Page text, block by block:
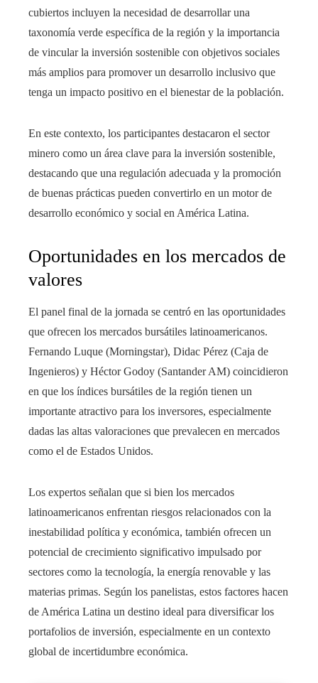
cubiertos incluyen la necesidad de desarrollar una
taxonomía verde específica de la región y la importancia
de vincular la inversión sostenible con objetivos sociales
más amplios para promover un desarrollo inclusivo que
tenga un impacto positivo en el bienestar de la población.
En este contexto, los participantes destacaron el sector
minero como un área clave para la inversión sostenible,
destacando que una regulación adecuada y la promoción
de buenas prácticas pueden convertirlo en un motor de
desarrollo económico y social en América Latina.
Oportunidades en los mercados de
valores
El panel final de la jornada se centró en las oportunidades
que ofrecen los mercados bursátiles latinoamericanos.
Fernando Luque (Morningstar), Didac Pérez (Caja de
Ingenieros) y Héctor Godoy (Santander AM) coincidieron
en que los índices bursátiles de la región tienen un
importante atractivo para los inversores, especialmente
dadas las altas valoraciones que prevalecen en mercados
como el de Estados Unidos.
Los expertos señalan que si bien los mercados
latinoamericanos enfrentan riesgos relacionados con la
inestabilidad política y económica, también ofrecen un
potencial de crecimiento significativo impulsado por
sectores como la tecnología, la energía renovable y las
materias primas. Según los panelistas, estos factores hacen
de América Latina un destino ideal para diversificar los
portafolios de inversión, especialmente en un contexto
global de incertidumbre económica.